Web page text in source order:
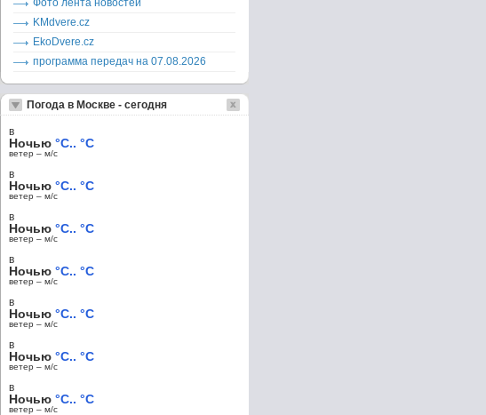
Фото лента новостей
KMdvere.cz
EkoDvere.cz
программа передач на 07.08.2026
Погода в Москве - сегодня
в
Ночью °C.. °C
ветер – м/c
в
Ночью °C.. °C
ветер – м/c
в
Ночью °C.. °C
ветер – м/c
в
Ночью °C.. °C
ветер – м/c
в
Ночью °C.. °C
ветер – м/c
в
Ночью °C.. °C
ветер – м/c
в
Ночью °C.. °C
ветер – м/c